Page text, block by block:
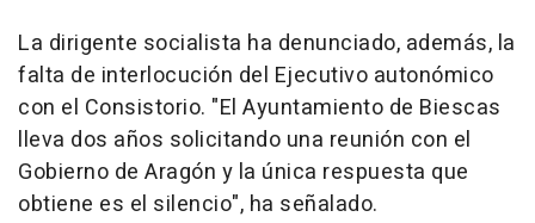
La dirigente socialista ha denunciado, además, la
falta de interlocución del Ejecutivo autonómico
con el Consistorio. "El Ayuntamiento de Biescas
lleva dos años solicitando una reunión con el
Gobierno de Aragón y la única respuesta que
obtiene es el silencio", ha señalado.